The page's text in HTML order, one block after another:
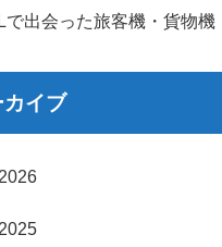
で出会った旅客機・貨物機
カイブ
2026
2025